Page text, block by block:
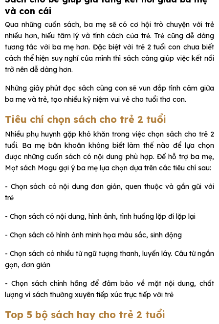
và con cái
Qua những cuốn sách, ba mẹ sẽ có cơ hội trò chuyện với trẻ
nhiều hơn, hiểu tâm lý và tính cách của trẻ. Trẻ cũng dễ dàng
tương tác với ba mẹ hơn. Đặc biệt với trẻ 2 tuổi con chưa biết
cách thể hiện suy nghĩ của mình thì sách càng giúp việc kết nối
trở nên dễ dàng hơn.
Những giây phút đọc sách cùng con sẽ vun đắp tình cảm giữa
ba mẹ và trẻ, tạo nhiều kỷ niệm vui vẻ cho tuổi thơ con.
Tiêu chí chọn sách cho trẻ 2 tuổi
Nhiều phụ huynh gặp khó khăn trong việc chọn sách cho trẻ 2
tuổi. Ba mẹ băn khoăn không biết làm thế nào để lựa chọn
được những cuốn sách có nội dung phù hợp. Để hỗ trợ ba mẹ,
Mọt sách Mogu gợi ý ba mẹ lựa chọn dựa trên các tiêu chí sau:
- Chọn sách có nội dung đơn giản, quen thuộc và gần gũi với
trẻ
- Chọn sách có nội dung, hình ảnh, tình huống lặp đi lặp lại
- Chọn sách có hình ảnh minh họa màu sắc, sinh động
- Chọn sách có nhiều từ ngữ tượng thanh, luyến láy. Câu từ ngắn
gọn, đơn giản
- Chọn sách chính hãng để đảm bảo về mặt nội dung, chất
lượng vì sách thường xuyên tiếp xúc trực tiếp với trẻ
Top 5 bộ sách hay cho trẻ 2 tuổi